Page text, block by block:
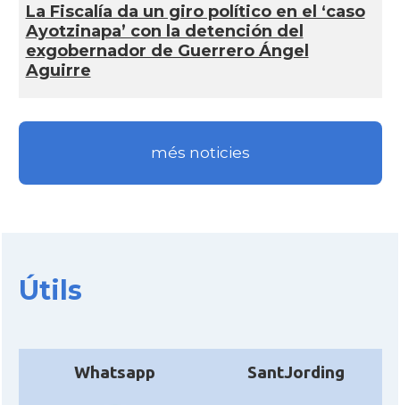
La Fiscalía da un giro político en el ‘caso
Ayotzinapa’ con la detención del
exgobernador de Guerrero Ángel
Aguirre
més noticies
Útils
Whatsapp SantJording